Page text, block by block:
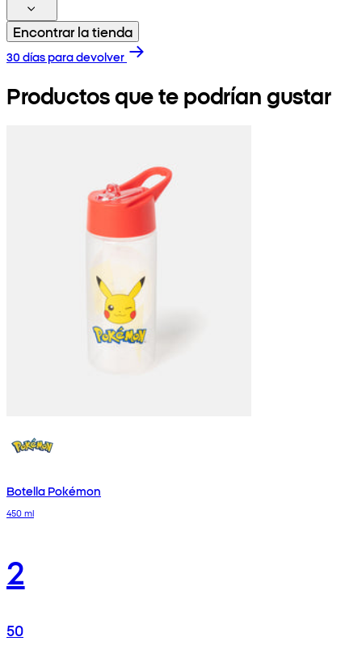
Encontrar la tienda
30 días para devolver
Productos que te podrían gustar
Botella Pokémon
450 ml
2
50